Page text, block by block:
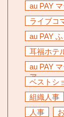
ニュース
採用情報
au PAY
ライブコ
au PAY
耳福ホテ
au PAY
ア
ベストシ
組織人事
人事